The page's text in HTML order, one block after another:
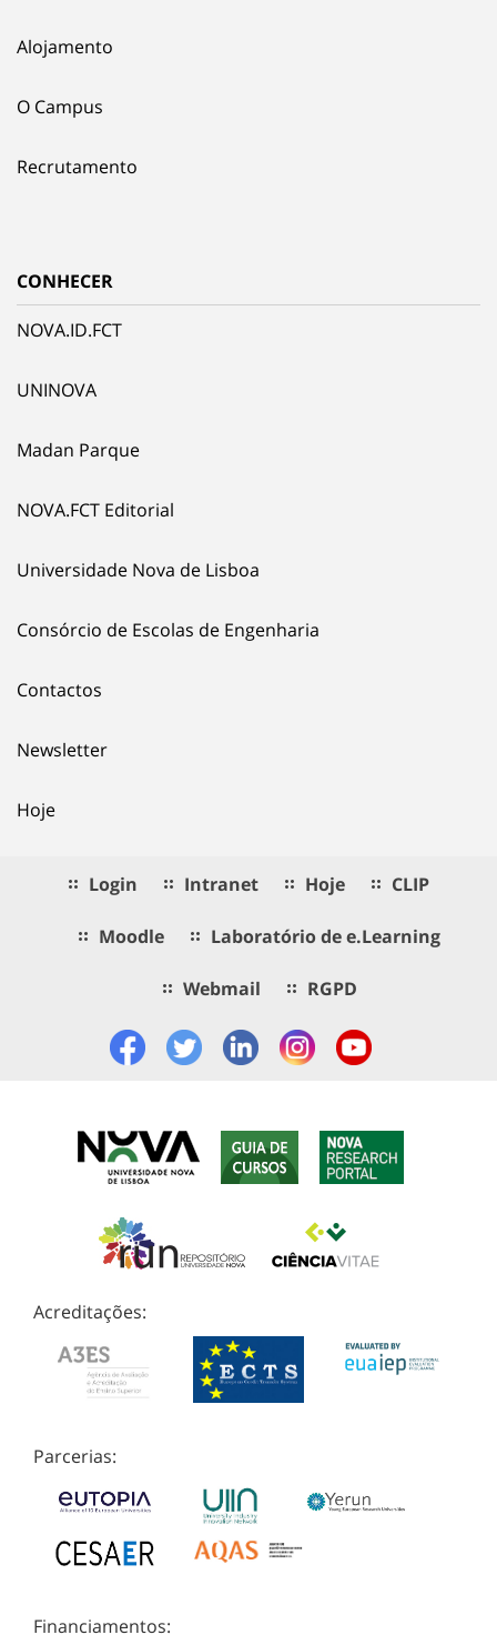
Alojamento
O Campus
Recrutamento
CONHECER
NOVA.ID.FCT
UNINOVA
Madan Parque
NOVA.FCT Editorial
Universidade Nova de Lisboa
Consórcio de Escolas de Engenharia
Contactos
Newsletter
Hoje
Login Intranet Hoje CLIP
Moodle Laboratório de e.Learning
Webmail RGPD
Acreditações:
Parcerias:
Financiamentos: